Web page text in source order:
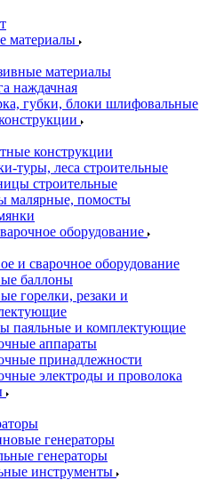
материалы
материалы
наждачная
губки, блоки шлифовальные
конструкции
туры, леса строительные
строительные
малярные, помосты
оборудование
и сварочное оборудование
баллоны
горелки, резаки и
паяльные и комплектующие
аппараты
принадлежности
электроды и проволока
генераторы
генераторы
инструменты